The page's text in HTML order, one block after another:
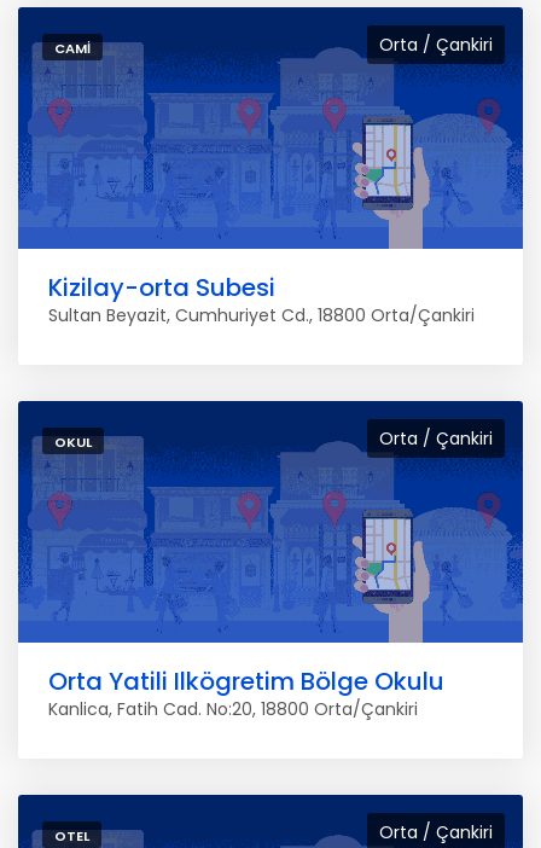
Orta / Çankiri
CAMI
Kizilay-orta Subesi
Sultan Beyazit, Cumhuriyet Cd., 18800 Orta/Çankiri
Orta / Çankiri
OKUL
Orta Yatili Ilkögretim Bölge Okulu
Kanlica, Fatih Cad. No:20, 18800 Orta/Çankiri
Orta / Çankiri
OTEL